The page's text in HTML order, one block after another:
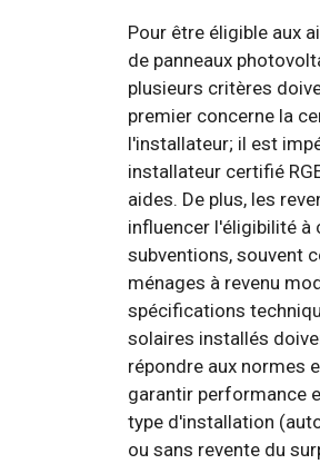
Pour être éligible aux
de panneaux
plusieurs critères
premier concerne la
l'installateur; il est
installateur certifié
aides. De plus, les
influencer l'éligibilité à
subventions, souvent
ménages à revenu
spécifications
solaires installés
répondre aux normes
garantir performance
type d'installation
ou sans revente du